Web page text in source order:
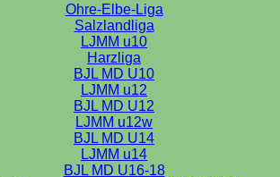
Ohre-Elbe-Liga
Salzlandliga
LJMM u10
Harzliga
BJL MD U10
LJMM u12
BJL MD U12
LJMM u12w
BJL MD U14
LJMM u14
BJL MD U16-18